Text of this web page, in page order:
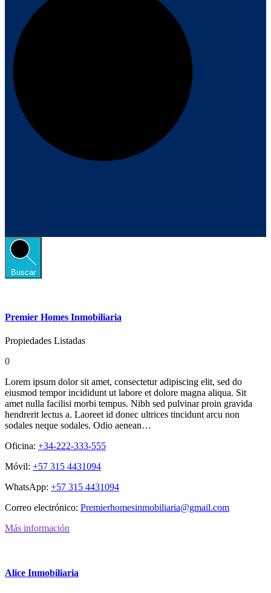
Buscar
Premier Homes Inmobiliaria
Propiedades Listadas
0
Lorem ipsum dolor sit amet, consectetur adipiscing elit, sed do
eiusmod tempor incididunt ut labore et dolore magna aliqua. Sit
amet nulla facilisi morbi tempus. Nibh sed pulvinar proin gravida
hendrerit lectus a. Laoreet id donec ultrices tincidunt arcu non
sodales neque sodales. Odio aenean…
Oficina: +34-222-333-555
Móvil: +57 315 4431094
WhatsApp: +57 315 4431094
Correo electrónico: Premierhomesinmobiliaria@gmail.com
Más información
Alice Inmobiliaria